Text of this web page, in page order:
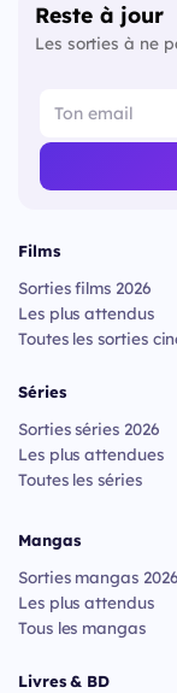
Reste à jour
Les sorties à ne
Films
Sorties films 2026
Les plus attendus
Toutes les sorties
Séries
Sorties séries 2026
Les plus attendues
Toutes les séries
Mangas
Sorties mangas 2026
Les plus attendus
Tous les mangas
Livres & BD